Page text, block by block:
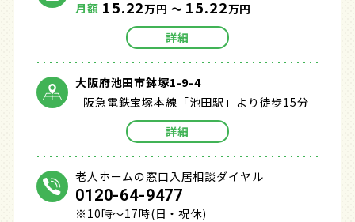
月額 15.22万円 ～ 15.22万円
詳細
大阪府池田市鉢塚1-9-4
阪急電鉄宝塚本線「池田駅」より徒歩15分
詳細
老人ホームの窓口入居相談ダイヤル
0120-64-9477
※10時～17時(日・祝休)